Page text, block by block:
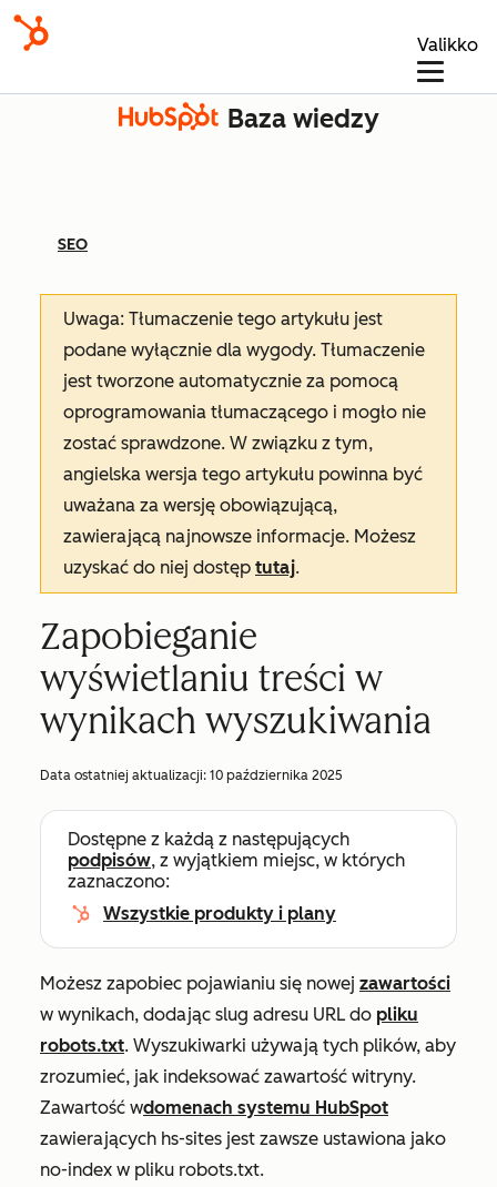
Valikko
Baza wiedzy
SEO
Uwaga: Tłumaczenie tego artykułu jest
podane wyłącznie dla wygody. Tłumaczenie
jest tworzone automatycznie za pomocą
oprogramowania tłumaczącego i mogło nie
zostać sprawdzone. W związku z tym,
angielska wersja tego artykułu powinna być
uważana za wersję obowiązującą,
zawierającą najnowsze informacje. Możesz
uzyskać do niej dostęp tutaj.
Zapobieganie
wyświetlaniu treści w
wynikach wyszukiwania
Data ostatniej aktualizacji: 10 października 2025
Dostępne z każdą z następujących
podpisów, z wyjątkiem miejsc, w których
zaznaczono:
Wszystkie produkty i plany
Możesz zapobiec pojawianiu się nowej zawartości
w wynikach, dodając slug adresu URL do pliku
robots.txt. Wyszukiwarki używają tych plików, aby
zrozumieć, jak indeksować zawartość witryny.
Zawartość wdomenach systemu HubSpot
zawierających hs-sites jest zawsze ustawiona jako
no-index w pliku robots.txt.